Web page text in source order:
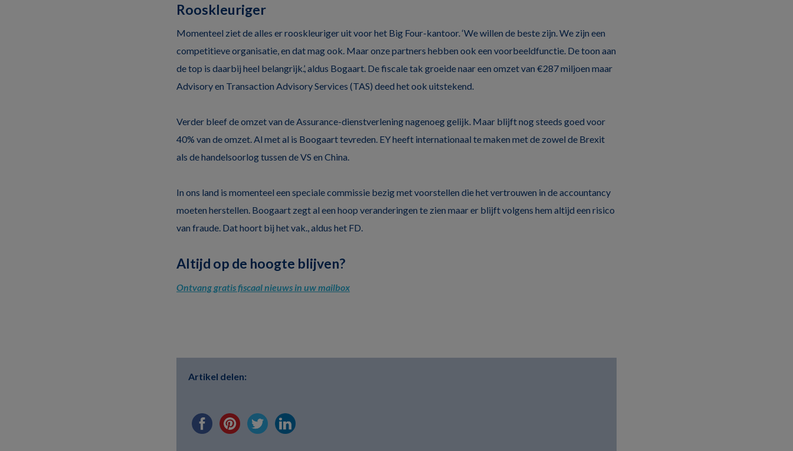
Rooskleuriger
Momenteel ziet de alles er rooskleuriger uit voor het Big Four-kantoor. ‘We willen de beste zijn. We zijn een
competitieve organisatie, en dat mag ook. Maar onze partners hebben ook een voorbeeldfunctie. De toon aan
de top is daarbij heel belangrijk.’, aldus Bogaart. De fiscale tak groeide naar een omzet van €287 miljoen maar
Advisory en Transaction Advisory Services (TAS) deed het ook uitstekend.
Verder bleef de omzet van de Assurance-dienstverlening nagenoeg gelijk. Maar blijft nog steeds goed voor
40% van de omzet. Al met al is Boogaart tevreden. EY heeft internationaal te maken met de zowel de Brexit
als de handelsoorlog tussen de VS en China.
In ons land is momenteel een speciale commissie bezig met voorstellen die het vertrouwen in de accountancy
moeten herstellen. Boogaart zegt al een hoop veranderingen te zien maar er blijft volgens hem altijd een risico
van fraude. Dat hoort bij het vak., aldus het FD.
Altijd op de hoogte blijven?
Ontvang gratis fiscaal nieuws in uw mailbox
Artikel delen: